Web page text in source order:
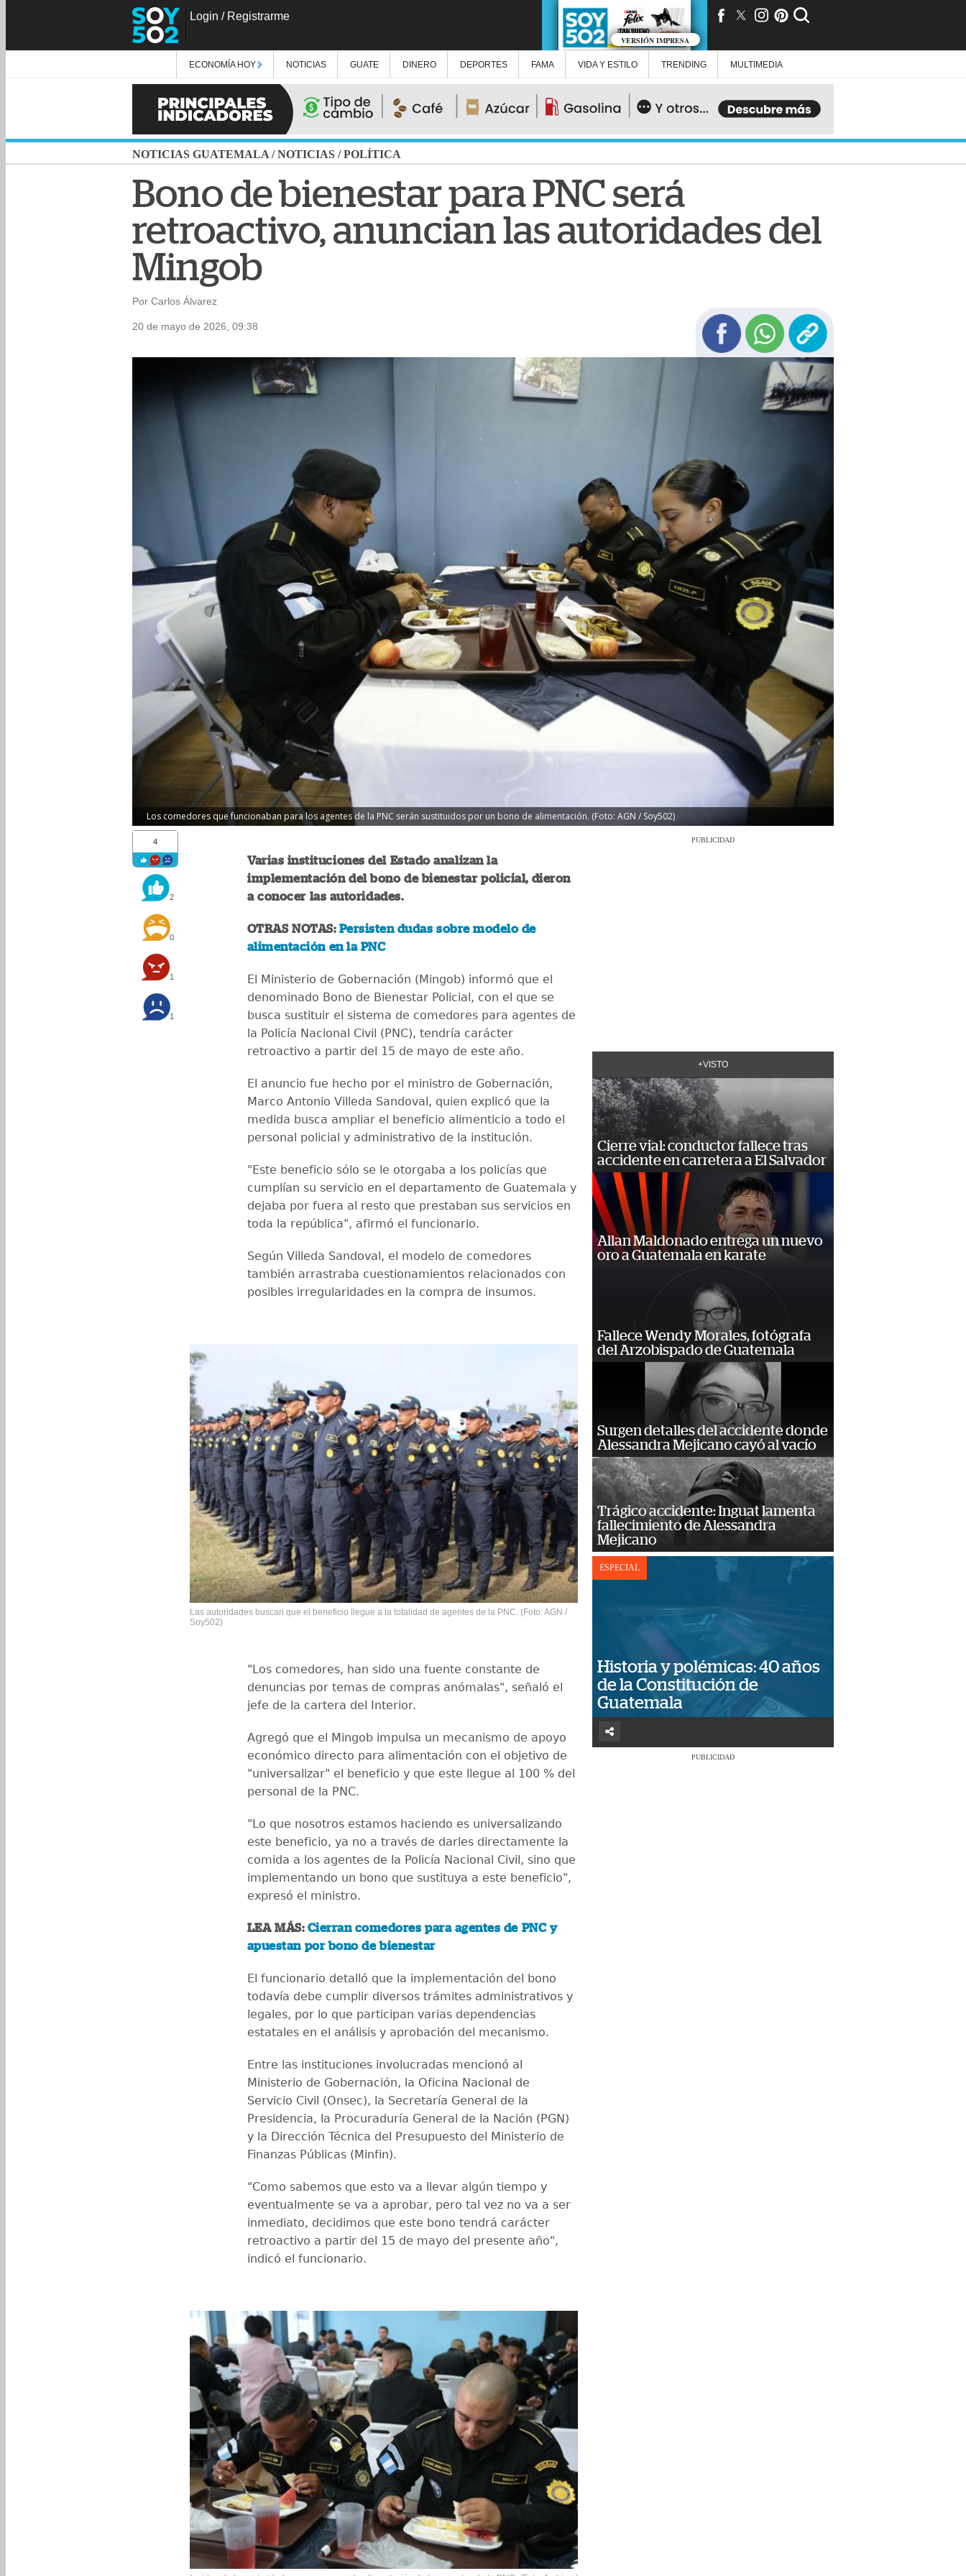
Login / Registrarme
VERSIÓN IMPRESA
ECONOMÍA HOY NOTICIAS GUATE DINERO DEPORTES FAMA VIDA Y ESTILO TRENDING MULTIMEDIA
NOTICIAS GUATEMALA /NOTICIAS /POLÍTICA
Bono de bienestar para PNC será
retroactivo, anuncian las autoridades del
Mingob
Por Carlos Álvarez
20 de mayo de 2026, 09:38
Los comedores que funcionaban para los agentes de la PNC serán sustituidos por un bono de alimentación. (Foto: AGN / Soy502)
4
2
0
1
1
Varias instituciones del Estado analizan la
implementación del bono de bienestar policial, dieron
a conocer las autoridades.
OTRAS NOTAS: Persisten dudas sobre modelo de
alimentación en la PNC
El Ministerio de Gobernación (Mingob) informó que el
denominado Bono de Bienestar Policial, con el que se
busca sustituir el sistema de comedores para agentes de
la Policía Nacional Civil (PNC), tendría carácter
retroactivo a partir del 15 de mayo de este año.
El anuncio fue hecho por el ministro de Gobernación,
Marco Antonio Villeda Sandoval, quien explicó que la
medida busca ampliar el beneficio alimenticio a todo el
personal policial y administrativo de la institución.
"Este beneficio sólo se le otorgaba a los policías que
cumplían su servicio en el departamento de Guatemala y
dejaba por fuera al resto que prestaban sus servicios en
toda la república", afirmó el funcionario.
Según Villeda Sandoval, el modelo de comedores
también arrastraba cuestionamientos relacionados con
posibles irregularidades en la compra de insumos.
Las autoridades buscan que el beneficio llegue a la totalidad de agentes de la PNC. (Foto: AGN /
Soy502)
"Los comedores, han sido una fuente constante de
denuncias por temas de compras anómalas", señaló el
jefe de la cartera del Interior.
Agregó que el Mingob impulsa un mecanismo de apoyo
económico directo para alimentación con el objetivo de
"universalizar" el beneficio y que este llegue al 100 % del
personal de la PNC.
"Lo que nosotros estamos haciendo es universalizando
este beneficio, ya no a través de darles directamente la
comida a los agentes de la Policía Nacional Civil, sino que
implementando un bono que sustituya a este beneficio",
expresó el ministro.
LEA MÁS: Cierran comedores para agentes de PNC y
apuestan por bono de bienestar
El funcionario detalló que la implementación del bono
todavía debe cumplir diversos trámites administrativos y
legales, por lo que participan varias dependencias
estatales en el análisis y aprobación del mecanismo.
Entre las instituciones involucradas mencionó al
Ministerio de Gobernación, la Oficina Nacional de
Servicio Civil (Onsec), la Secretaría General de la
Presidencia, la Procuraduría General de la Nación (PGN)
y la Dirección Técnica del Presupuesto del Ministerio de
Finanzas Públicas (Minfin).
"Como sabemos que esto va a llevar algún tiempo y
eventualmente se va a aprobar, pero tal vez no va a ser
inmediato, decidimos que este bono tendrá carácter
retroactivo a partir del 15 de mayo del presente año",
indicó el funcionario.
PUBLICIDAD
+VISTO
Cierre vial: conductor fallece tras
accidente en carretera a El Salvador
Allan Maldonado entrega un nuevo
oro a Guatemala en karate
Fallece Wendy Morales, fotógrafa
del Arzobispado de Guatemala
Surgen detalles del accidente donde
Alessandra Mejicano cayó al vacío
Trágico accidente: Inguat lamenta
fallecimiento de Alessandra
Mejicano
ESPECIAL
Historia y polémicas: 40 años
de la Constitución de
Guatemala
PUBLICIDAD